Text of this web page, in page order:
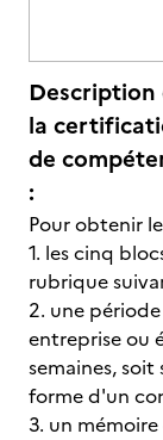
la
de
:
Pour obtenir
1. les cinq
rubrique
2. une
entreprise ou
semaines, soit
forme d'un
3. un